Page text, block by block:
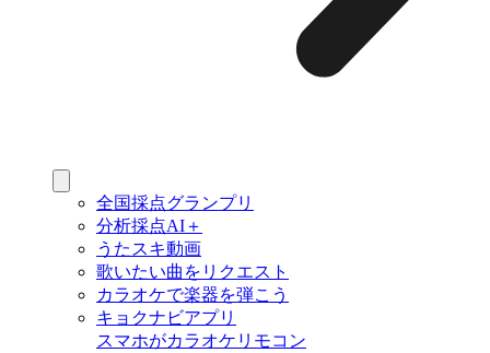
全国採点グランプリ
分析採点AI＋
うたスキ動画
歌いたい曲をリクエスト
カラオケで楽器を弾こう
キョクナビアプリ
スマホがカラオケリモコン